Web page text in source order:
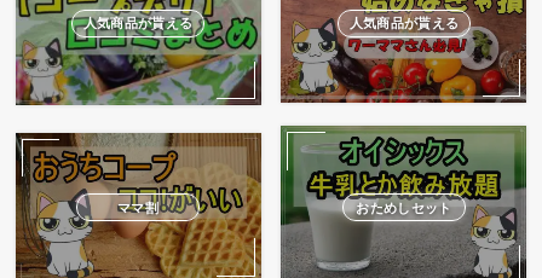
人気商品が貰える 人気商品が貰える
ママ割 おためしセット